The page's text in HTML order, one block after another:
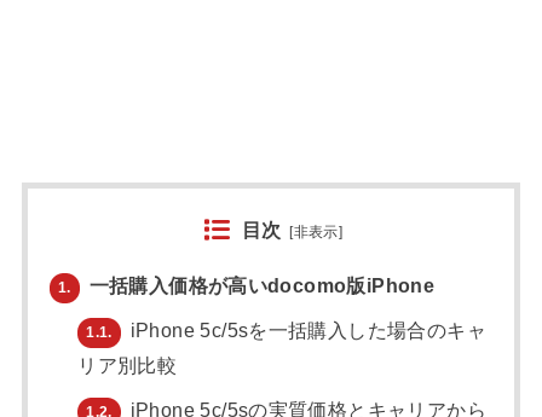
目次 [非表示]
1. 一括購入価格が高いdocomo版iPhone
1.1.
iPhone 5c/5sを一括購入した場合のキャ
リア別比較
1.2.
iPhone 5c/5sの実質価格とキャリアから